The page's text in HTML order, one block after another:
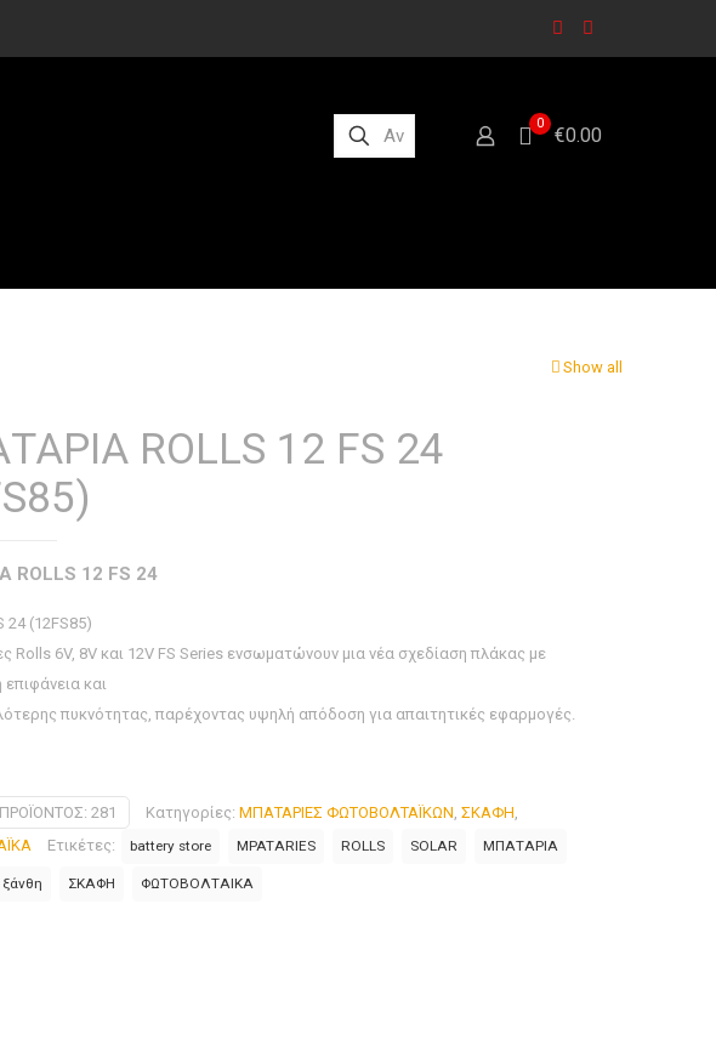
0
€0.00
Show all
ROLLS 12 FS 24
ROLLS 12 FS 24
24 (12FS85)
Rolls 6V, 8V και 12V FS Series ενσωματώνουν μια νέα σχεδίαση πλάκας με
και
πυκνότητας, παρέχοντας υψηλή απόδοση για απαιτητικές εφαρμογές.
281 Κατηγορίες: ΜΠΑΤΑΡΙΕΣ ΦΩΤΟΒΟΛΤΑΪΚΩΝ, ΣΚΑΦΗ,
Ετικέτες: battery store MPATARIES ROLLS SOLAR ΜΠΑΤΑΡΙΑ
ΣΚΑΦΗ ΦΩΤΟΒΟΛΤΑΙΚΑ